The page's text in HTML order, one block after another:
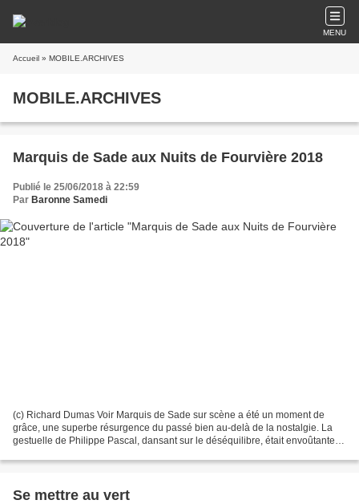
MENU
Accueil » MOBILE.ARCHIVES
MOBILE.ARCHIVES
Marquis de Sade aux Nuits de Fourvière 2018
Publié le 25/06/2018 à 22:59
Par Baronne Samedi
(c) Richard Dumas Voir Marquis de Sade sur scène a été un moment de
grâce, une superbe résurgence du passé bien au-delà de la nostalgie. La
gestuelle de Philippe Pascal, dansant sur le déséquilibre, était envoûtante,
Se mettre au vert